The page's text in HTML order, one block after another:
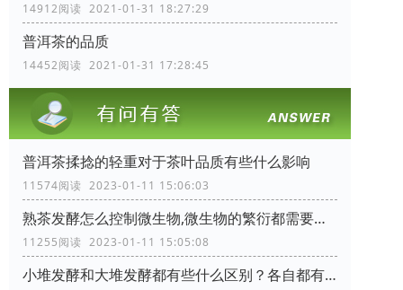
14912阅读 2021-01-31 18:27:29
普洱茶的品质
14452阅读 2021-01-31 17:28:45
普洱茶揉捻的轻重对于茶叶品质有些什么影响
11574阅读 2023-01-11 15:06:03
熟茶发酵怎么控制微生物,微生物的繁衍都需要些什么条件
11255阅读 2023-01-11 15:05:08
小堆发酵和大堆发酵都有些什么区别？各自都有些什么优缺点